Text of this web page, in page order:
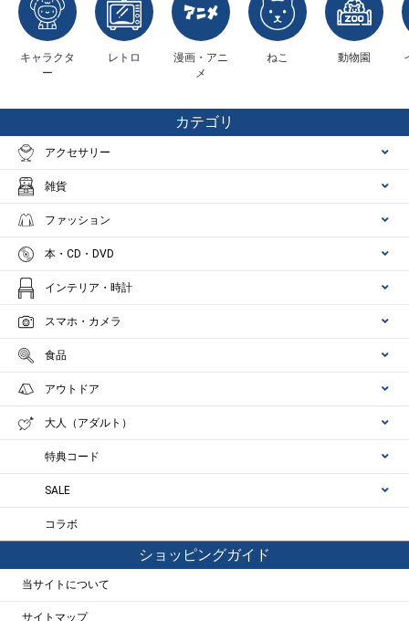
キャラクタ
ー
レトロ
漫画・アニ
メ
ねこ 動物園
カテゴリ
アクセサリー
雑貨
ファッション
本・CD・DVD
インテリア・時計
スマホ・カメラ
食品
アウトドア
大人（アダルト）
特典コード
SALE
コラボ
ショッピングガイド
当サイトについて
サイトマップ